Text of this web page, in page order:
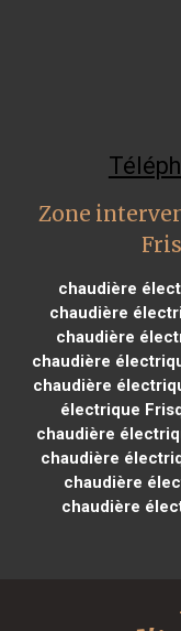
Zone
chaudière
chaudière
chaudière
chaudière
chaudière
électrique
chaudière
chaudière
chaudière
chaudière